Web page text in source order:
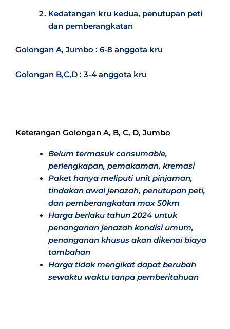
Kedatangan kru kedua, penutupan peti
dan pemberangkatan
Golongan A, Jumbo : 6-8 anggota kru
Golongan B,C,D : 3-4 anggota kru
Keterangan Golongan A, B, C, D, Jumbo
Belum termasuk consumable,
perlengkapan, pemakaman, kremasi
Paket hanya meliputi unit pinjaman,
tindakan awal jenazah, penutupan peti,
dan pemberangkatan max 50km
Harga berlaku tahun 2024 untuk
penanganan jenazah kondisi umum,
penanganan khusus akan dikenai biaya
tambahan
Harga tidak mengikat dapat berubah
sewaktu waktu tanpa pemberitahuan